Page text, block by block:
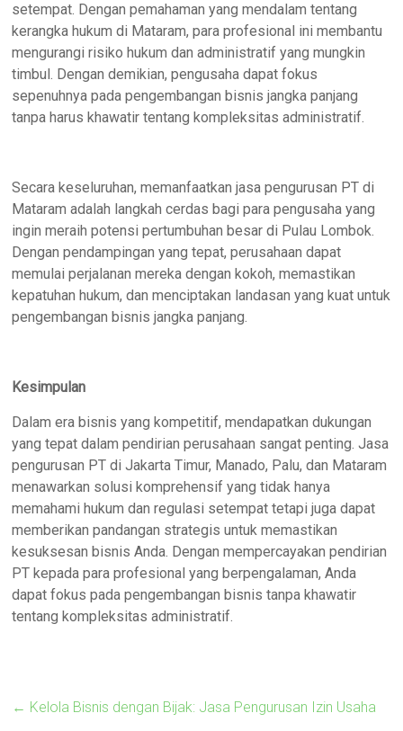
setempat. Dengan pemahaman yang mendalam tentang
kerangka hukum di Mataram, para profesional ini membantu
mengurangi risiko hukum dan administratif yang mungkin
timbul. Dengan demikian, pengusaha dapat fokus
sepenuhnya pada pengembangan bisnis jangka panjang
tanpa harus khawatir tentang kompleksitas administratif.
Secara keseluruhan, memanfaatkan jasa pengurusan PT di
Mataram adalah langkah cerdas bagi para pengusaha yang
ingin meraih potensi pertumbuhan besar di Pulau Lombok.
Dengan pendampingan yang tepat, perusahaan dapat
memulai perjalanan mereka dengan kokoh, memastikan
kepatuhan hukum, dan menciptakan landasan yang kuat untuk
pengembangan bisnis jangka panjang.
Kesimpulan
Dalam era bisnis yang kompetitif, mendapatkan dukungan
yang tepat dalam pendirian perusahaan sangat penting. Jasa
pengurusan PT di Jakarta Timur, Manado, Palu, dan Mataram
menawarkan solusi komprehensif yang tidak hanya
memahami hukum dan regulasi setempat tetapi juga dapat
memberikan pandangan strategis untuk memastikan
kesuksesan bisnis Anda. Dengan mempercayakan pendirian
PT kepada para profesional yang berpengalaman, Anda
dapat fokus pada pengembangan bisnis tanpa khawatir
tentang kompleksitas administratif.
← Kelola Bisnis dengan Bijak: Jasa Pengurusan Izin Usaha